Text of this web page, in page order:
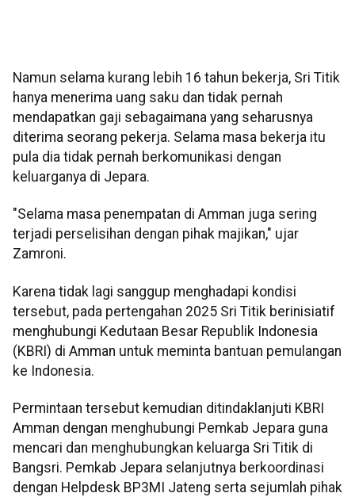
Namun selama kurang lebih 16 tahun bekerja, Sri Titik
hanya menerima uang saku dan tidak pernah
mendapatkan gaji sebagaimana yang seharusnya
diterima seorang pekerja. Selama masa bekerja itu
pula dia tidak pernah berkomunikasi dengan
keluarganya di Jepara.
"Selama masa penempatan di Amman juga sering
terjadi perselisihan dengan pihak majikan," ujar
Zamroni.
Karena tidak lagi sanggup menghadapi kondisi
tersebut, pada pertengahan 2025 Sri Titik berinisiatif
menghubungi Kedutaan Besar Republik Indonesia
(KBRI) di Amman untuk meminta bantuan pemulangan
ke Indonesia.
Permintaan tersebut kemudian ditindaklanjuti KBRI
Amman dengan menghubungi Pemkab Jepara guna
mencari dan menghubungkan keluarga Sri Titik di
Bangsri. Pemkab Jepara selanjutnya berkoordinasi
dengan Helpdesk BP3MI Jateng serta sejumlah pihak